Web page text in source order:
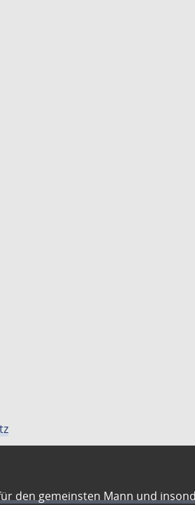
den gemeinsten Mann und